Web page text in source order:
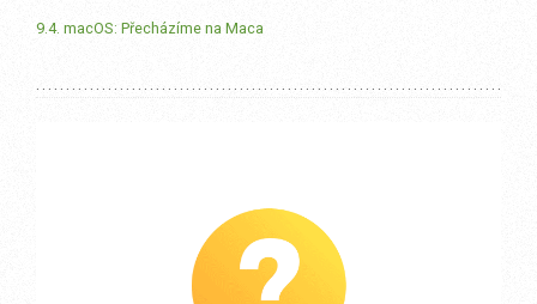
9.4. macOS: Přecházíme na Maca